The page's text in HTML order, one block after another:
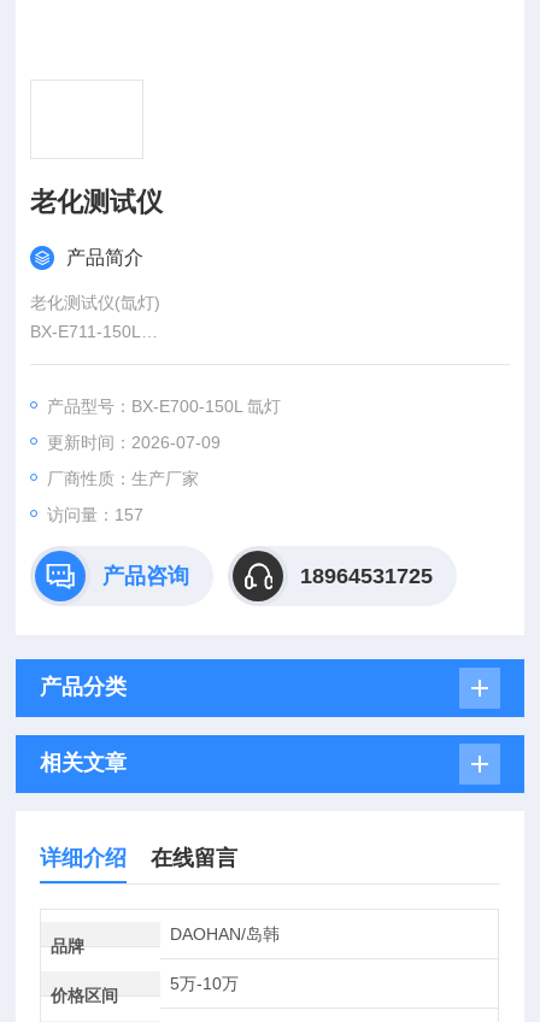
老化测试仪
产品简介
老化测试仪(氙灯)
BX-E711-150L
可以模拟由阳光、雨水和露水造成的危害。利用氙灯模拟阳光照
温度下的光照和潮气交替的循环程序中进行测试，用数天或数周
的时间即可重现户外数月乃至数年出现的危害。
产品型号：BX-E700-150L 氙灯
更新时间：2026-07-09
厂商性质：生产厂家
访问量：157
产品咨询 18964531725
产品分类
相关文章
详细介绍 在线留言
品牌
DAOHAN/岛韩
价格区间
5万-10万